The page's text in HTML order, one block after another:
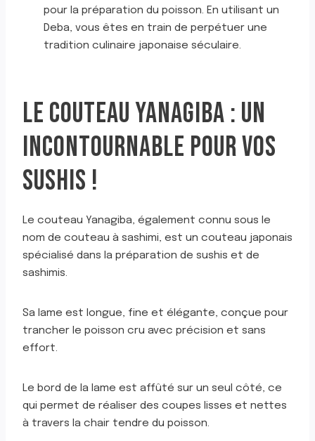
pour la préparation du poisson. En utilisant un
Deba, vous êtes en train de perpétuer une
tradition culinaire japonaise séculaire.
LE COUTEAU YANAGIBA : UN
INCONTOURNABLE POUR VOS
SUSHIS !
Le couteau Yanagiba, également connu sous le
nom de couteau à sashimi, est un couteau japonais
spécialisé dans la préparation de sushis et de
sashimis.
Sa lame est longue, fine et élégante, conçue pour
trancher le poisson cru avec précision et sans
effort.
Le bord de la lame est affûté sur un seul côté, ce
qui permet de réaliser des coupes lisses et nettes
à travers la chair tendre du poisson.